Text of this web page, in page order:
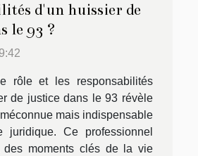
d'un huissier de
le 93 ?
rôle et les responsabilités
de justice dans le 93 révèle
mais indispensable
juridique. Ce professionnel
des moments clés de la vie